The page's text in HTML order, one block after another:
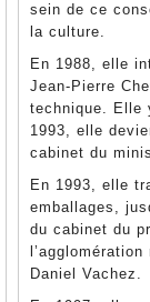
sein de ce
la culture.
En 1988, elle
Jean-Pierre
technique. Elle
1993, elle
cabinet du
En 1993, elle
emballages,
du cabinet du
Daniel Vachez.